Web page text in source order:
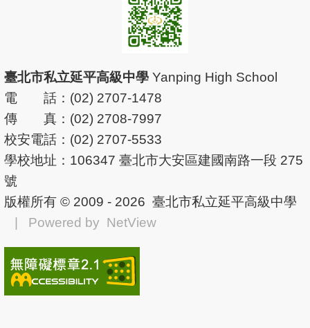
臺北市私立延平高級中學 Yanping High School
電 話：(02) 2707-1478
傳 真：(02) 2708-7997
校安電話：(02) 2707-5533
學校地址：106347 臺北市大安區建國南路一段 275
號
版權所有 © 2009 - 2026 臺北市私立延平高級中學
| Powered by NetView